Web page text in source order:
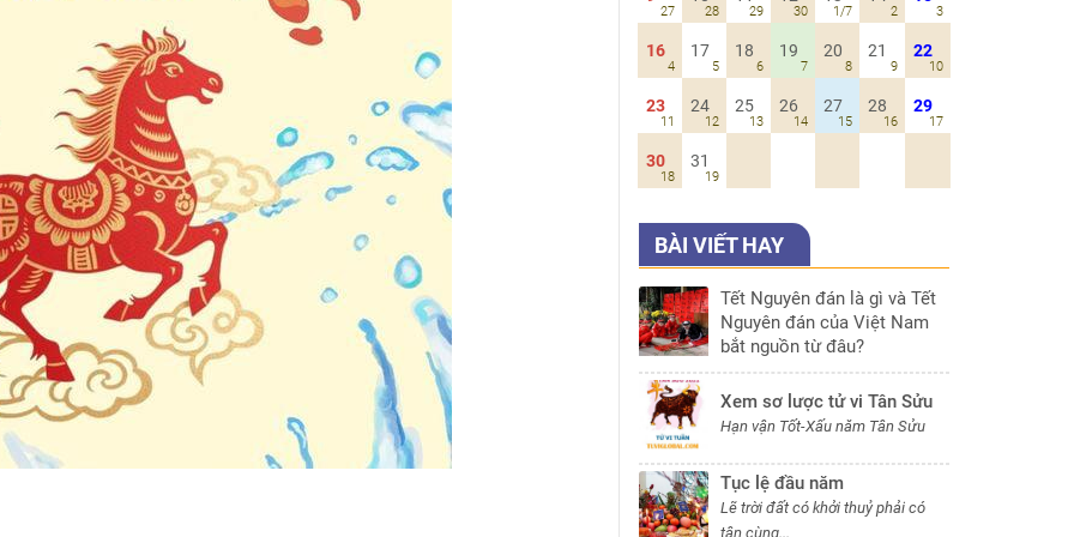
27 28 29 30 1/7 2 3
16
4
17
5
18
6
19
7
20
8
21
9
22
10
23
11
24
12
25
13
26
14
27
15
28
16
29
17
30
18
31
19
BÀI VIẾT HAY
Tết Nguyên đán là gì và Tết
Nguyên đán của Việt Nam
bắt nguồn từ đâu?
Xem sơ lược tử vi Tân Sửu
Hạn vận Tốt-Xấu năm Tân Sửu
Tục lệ đầu năm
Lẽ trời đất có khởi thuỷ phải có
tận cùng...